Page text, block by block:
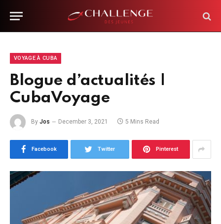
VOYAGE À CUBA
Blogue d’actualités |
CubaVoyage
By Jos December 3, 2021 5 Mins Read
Facebook Twitter Pinterest